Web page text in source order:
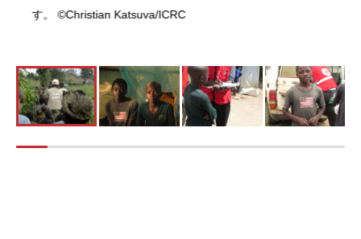
す。 ©Christian Katsuva/ICRC